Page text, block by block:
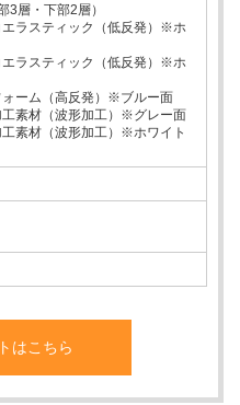
3層・下部2層）
ラスティック（低反発）※ホ
ラスティック（低反発）※ホ
ーム（高反発）※ブルー面
素材（波形加工）※グレー面
素材（波形加工）※ホワイト
はこちら